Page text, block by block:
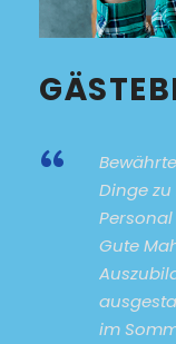
“
Dinge
Gute
im